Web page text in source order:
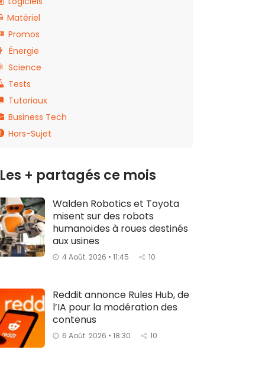
Matériel
Promos
Énergie
Science
Tests
Tutoriaux
Business Tech
Hors-Sujet
Les + partagés ce mois
Walden Robotics et Toyota
misent sur des robots
humanoïdes à roues destinés
aux usines
4 Août. 2026 • 11:45 10
Reddit annonce Rules Hub, de
l’IA pour la modération des
contenus
6 Août. 2026 • 18:30 10